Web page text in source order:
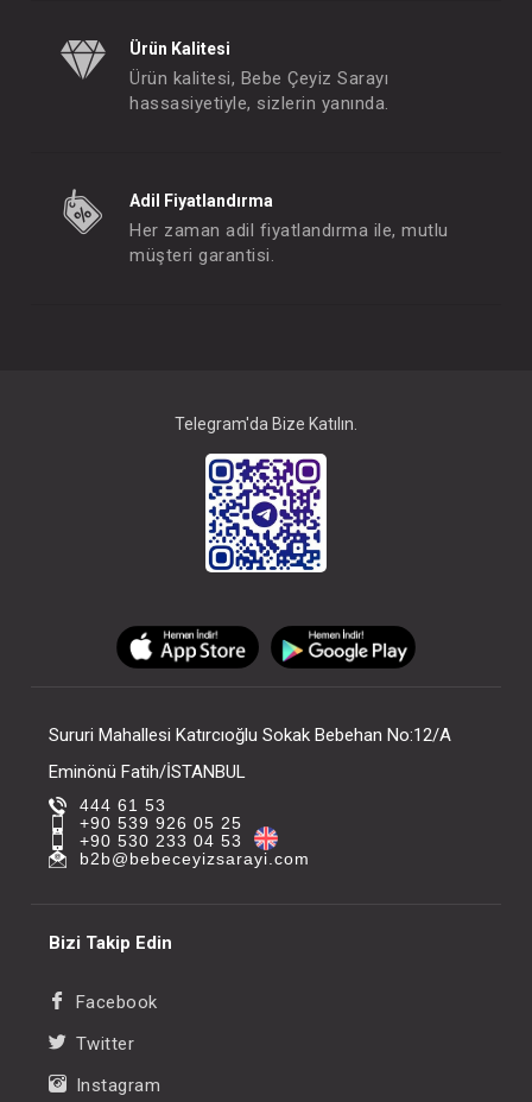
Ürün Kalitesi
Ürün kalitesi, Bebe Çeyiz Sarayı
hassasiyetiyle, sizlerin yanında.
Adil Fiyatlandırma
Her zaman adil fiyatlandırma ile, mutlu
müşteri garantisi.
Telegram'da Bize Katılın.
Sururi Mahallesi Katırcıoğlu Sokak Bebehan No:12/A
Eminönü Fatih/İSTANBUL
444 61 53
+90 539 926 05 25
+90 530 233 04 53
b2b@bebeceyizsarayi.com
Bizi Takip Edin
Facebook
Twitter
Instagram